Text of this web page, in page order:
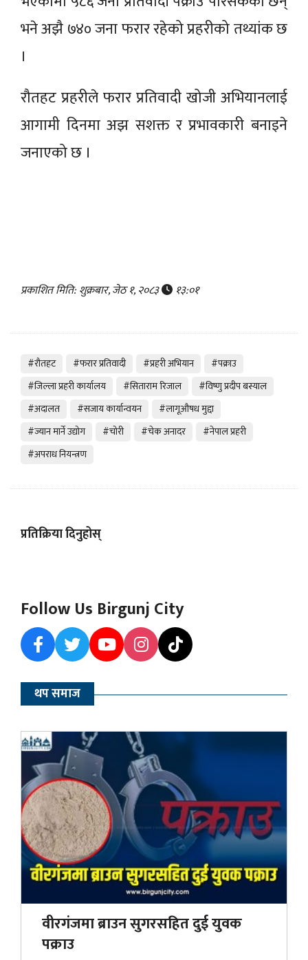
भने अझै ७४० जना फरार रहेको प्रहरीको तथ्यांक छ
।
रौतहट प्रहरीले फरार प्रतिवादी खोजी अभियानलाई
आगामी दिनमा अझ सशक्त र प्रभावकारी बनाइने
जनाएको छ ।
प्रकाशित मिति: शुक्रबार, जेठ १, २०८३ १३:०१
#रौतहट #फरार प्रतिवादी #प्रहरी अभियान
#पक्राउ
#जिल्ला प्रहरी कार्यालय
#सिताराम रिजाल
#विष्णु प्रदीप बस्याल
#अदालत
#सजाय कार्यान्वयन
#लागूऔषध मुद्दा
#ज्यान मार्ने उद्योग
#चोरी #चेक अनादर
#नेपाल प्रहरी
#अपराध नियन्त्रण
प्रतिक्रिया दिनुहोस्
Follow Us Birgunj City
थप समाज
वीरगंजमा ब्राउन सुगरसहित दुई युवक
पक्राउ